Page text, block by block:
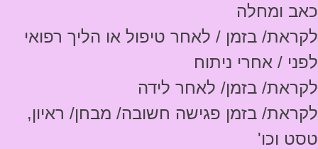
כאב ומחלה
לקראת/ בזמן / לאחר טיפול או הליך רפואי
לפני / אחרי ניתוח
לקראת/ בזמן/ לאחר לידה
לקראת/ בזמן פגישה חשובה/ מבחן/ ראיון,
טסט וכו'